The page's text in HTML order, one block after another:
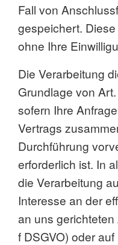
Fall von
gespeichert.
ohne Ihre
Die Verarbeitung
Grundlage von
sofern Ihre
Vertrags
Durchführung
erforderlich ist. In
die Verarbeitung
Interesse an der
an uns
f DSGVO) oder